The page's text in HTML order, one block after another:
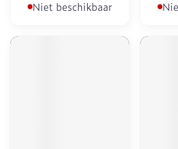
Niet beschikbaar